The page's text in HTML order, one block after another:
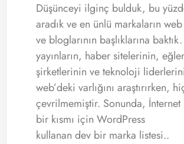
Düşünceyi ilginç bulduk, bu
aradık ve en ünlü markaların
ve bloglarının başlıklarına
yayınların, haber sitelerinin,
şirketlerinin ve teknoloji
web’deki varlığını araştırırken,
çevrilmemiştir. Sonunda,
bir kısmı için WordPress
kullanan dev bir marka listesi..